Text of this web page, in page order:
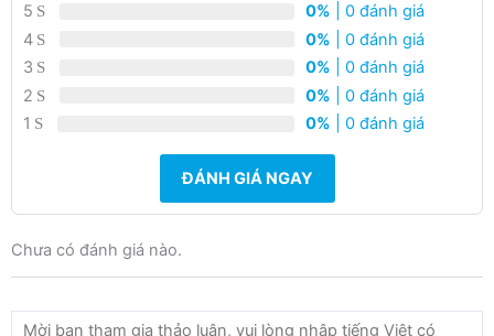
5 0% | 0 đánh giá
4
0% | 0 đánh giá
3
0% | 0 đánh giá
2
0% | 0 đánh giá
1
0% | 0 đánh giá
ĐÁNH GIÁ NGAY
Chưa có đánh giá nào.